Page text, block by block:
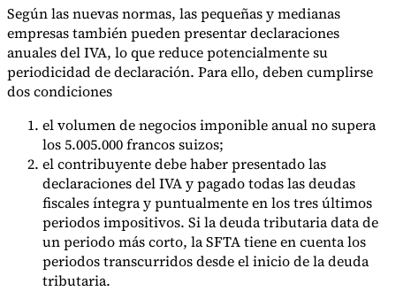
Según las nuevas normas, las pequeñas y medianas
empresas también pueden presentar declaraciones
anuales del IVA, lo que reduce potencialmente su
periodicidad de declaración. Para ello, deben cumplirse
dos condiciones
el volumen de negocios imponible anual no supera
los 5.005.000 francos suizos;
el contribuyente debe haber presentado las
declaraciones del IVA y pagado todas las deudas
fiscales íntegra y puntualmente en los tres últimos
periodos impositivos. Si la deuda tributaria data de
un periodo más corto, la SFTA tiene en cuenta los
periodos transcurridos desde el inicio de la deuda
tributaria.